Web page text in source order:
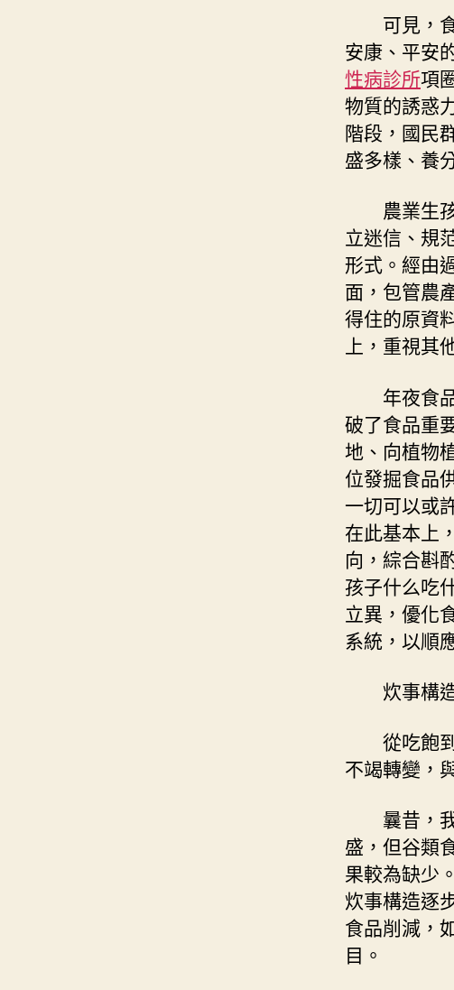
可見，
安康、平安
性病診所項
物質的誘惑
階段，國民
盛多樣、養
農業生
立迷信、規
形式。經由
面，包管農
得住的原資
上，重視其
年夜食
破了食品重
地、向植物
位發掘食品
一切可以或
在此基本上
向，綜合斟
孩子什么吃
立異，優化
系統，以順
炊事構
從吃飽
不竭轉變，
曩昔，
盛，但谷類
果較為缺少
炊事構造逐
食品削減，
目。